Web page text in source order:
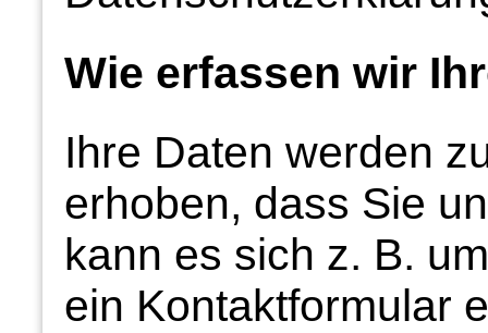
Wie erfassen wir
Ihre Daten werden
erhoben, dass Sie
kann es sich z. B.
ein Kontaktformular